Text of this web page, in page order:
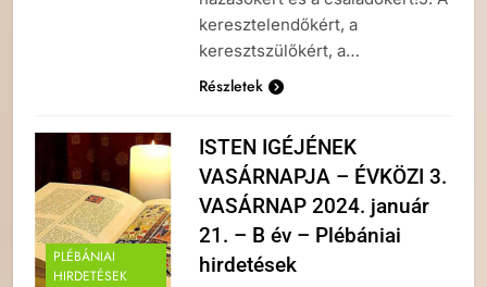
keresztelendőkért, a
keresztszülőkért, a…
Részletek
PLÉBÁNIAI
HIRDETÉSEK
ISTEN IGÉJÉNEK
VASÁRNAPJA – ÉVKÖZI 3.
VASÁRNAP 2024. január
21. – B év – Plébániai
hirdetések